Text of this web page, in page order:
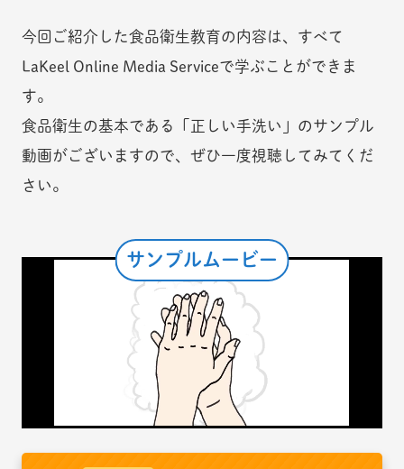
今回ご紹介した食品衛生教育の内容は、すべて
LaKeel Online Media Serviceで学ぶことができま
す。
食品衛生の基本である「正しい手洗い」のサンプル
動画がございますので、ぜひ一度視聴してみてくだ
さい。
サンプルムービー